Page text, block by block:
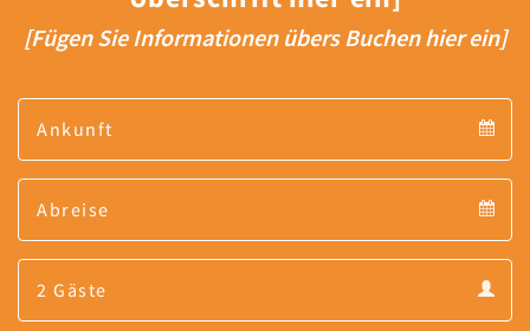
[Fügen Sie Informationen übers Buchen hier ein]